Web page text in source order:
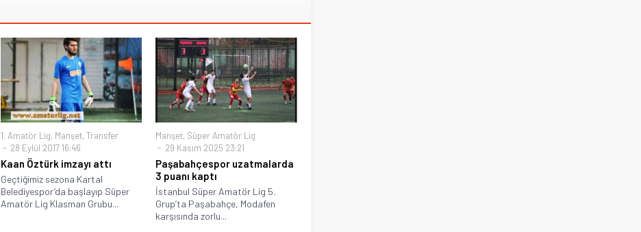
1. Amatör Lig, Manşet, Transfer
28 Eylül 2017 16:46
Kaan Öztürk imzayı attı
Geçtiğimiz sezona Kartal
Belediyespor’da başlayıp Süper
Amatör Lig Klasman Grubu...
Manşet, Süper Amatör Lig
29 Kasım 2025 23:21
Paşabahçespor uzatmalarda
3 puanı kaptı
İstanbul Süper Amatör Lig 5.
Grup’ta Paşabahçe, Modafen
karşısında zorlu...